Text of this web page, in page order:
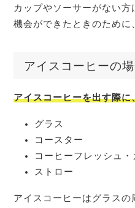
カップやソーサーがない
機会ができたときのために
アイスコーヒーの
アイスコーヒーを出す際
グラス
コースター
コーヒーフレッシュ
ストロー
アイスコーヒーはグラスの